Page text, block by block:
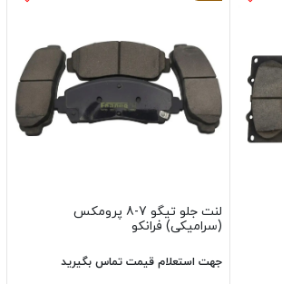
لنت جلو تیگو 7-8 پرومکس
(سرامیکی) فرانکو
جهت استعلام قیمت تماس بگیرید